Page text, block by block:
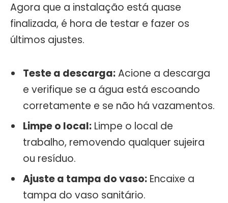
Agora que a instalação está quase
finalizada, é hora de testar e fazer os
últimos ajustes.
Teste a descarga:Acione a descarga
e verifique se a água está escoando
corretamente e se não há vazamentos.
Limpe o local: Limpe o local de
trabalho, removendo qualquer sujeira
ou resíduo.
Ajuste a tampa do vaso: Encaixe a
tampa do vaso sanitário.